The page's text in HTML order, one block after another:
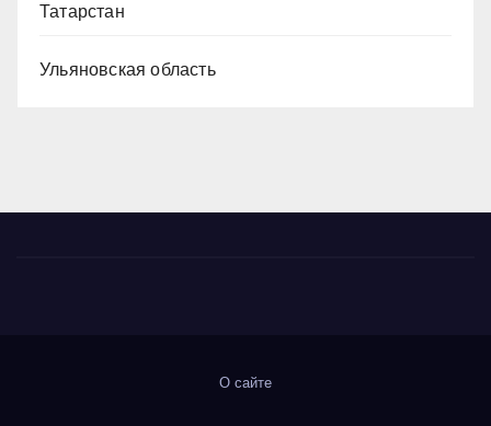
Татарстан
Ульяновская область
О сайте